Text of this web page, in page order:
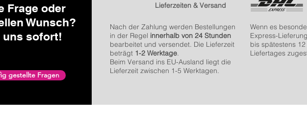
Frage oder
Wunsch?​
uns sofort!
gestellte Fragen
Lieferzeiten & Versand
Nach der Zahlung werden Bestellungen
in der Regel innerhalb von 24 Stunden
bearbeitet und versendet. Die Lieferzeit
beträgt 1-2 Werktage.
Beim Versand ins EU-Ausland liegt die
Lieferzeit zwischen 1-5 Werktagen.
Wenn es
Express-
bis spätestens
Liefertages